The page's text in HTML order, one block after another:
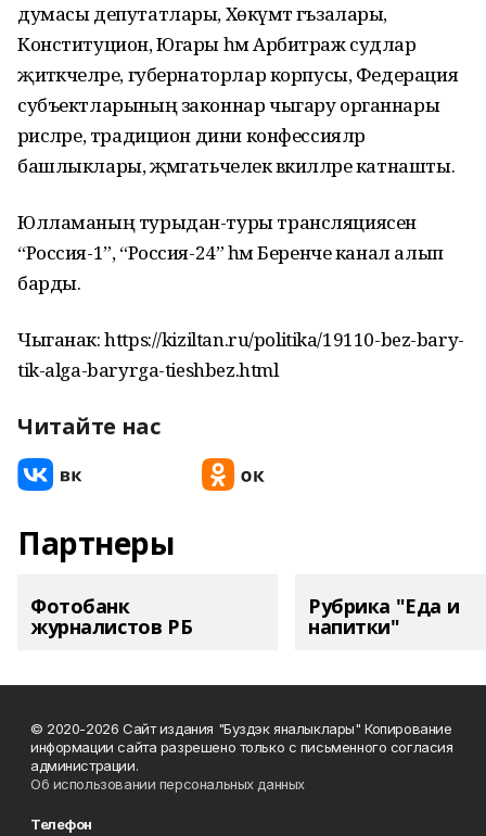
думасы депутатлары, Хөкүмәт әгъзалары,
Конституцион, Югары һәм Арбитраж судлар
җитәкчеләре, губернаторлар корпусы, Федерация
субъектларының законнар чыгару органнары
рәисләре, традицион дини конфессияләр
башлыклары, җәмәгатьчелек вәкилләре катнашты.
Юлламаның турыдан-туры трансляциясен
“Россия-1”, “Россия-24” һәм Беренче канал алып
барды.
Чыганак: https://kiziltan.ru/politika/19110-bez-bary-
tik-alga-baryrga-tieshbez.html
Читайте нас
Партнеры
Фотобанк
журналистов РБ
Рубрика "Еда и
напитки"
© 2020-2026 Сайт издания "Буздэк яналыклары" Копирование
информации сайта разрешено только с письменного согласия
администрации.
Об использовании персональных данных
Телефон